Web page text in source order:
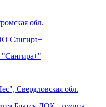
обл.
"Сангира+"
Свердловская обл.